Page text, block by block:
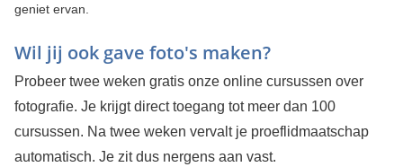
geniet ervan.
Wil jij ook gave foto's maken?
Probeer twee weken gratis onze online cursussen over
fotografie. Je krijgt direct toegang tot meer dan 100
cursussen. Na twee weken vervalt je proeflidmaatschap
automatisch. Je zit dus nergens aan vast.